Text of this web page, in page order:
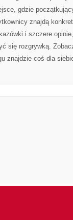
gdzie
znajdą
i szczere
się rozgrywką.
znajdzie coś dla